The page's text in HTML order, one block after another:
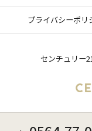
プライバシーポリ
センチュリー
© 2026 愛知県岡崎市の不